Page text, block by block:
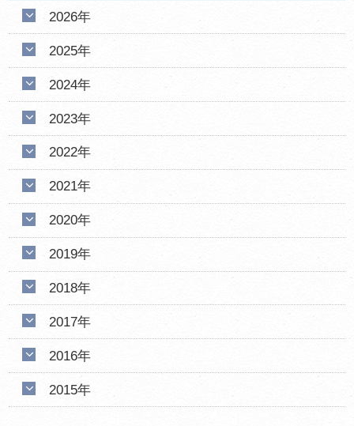
2026年
2025年
2024年
2023年
2022年
2021年
2020年
2019年
2018年
2017年
2016年
2015年